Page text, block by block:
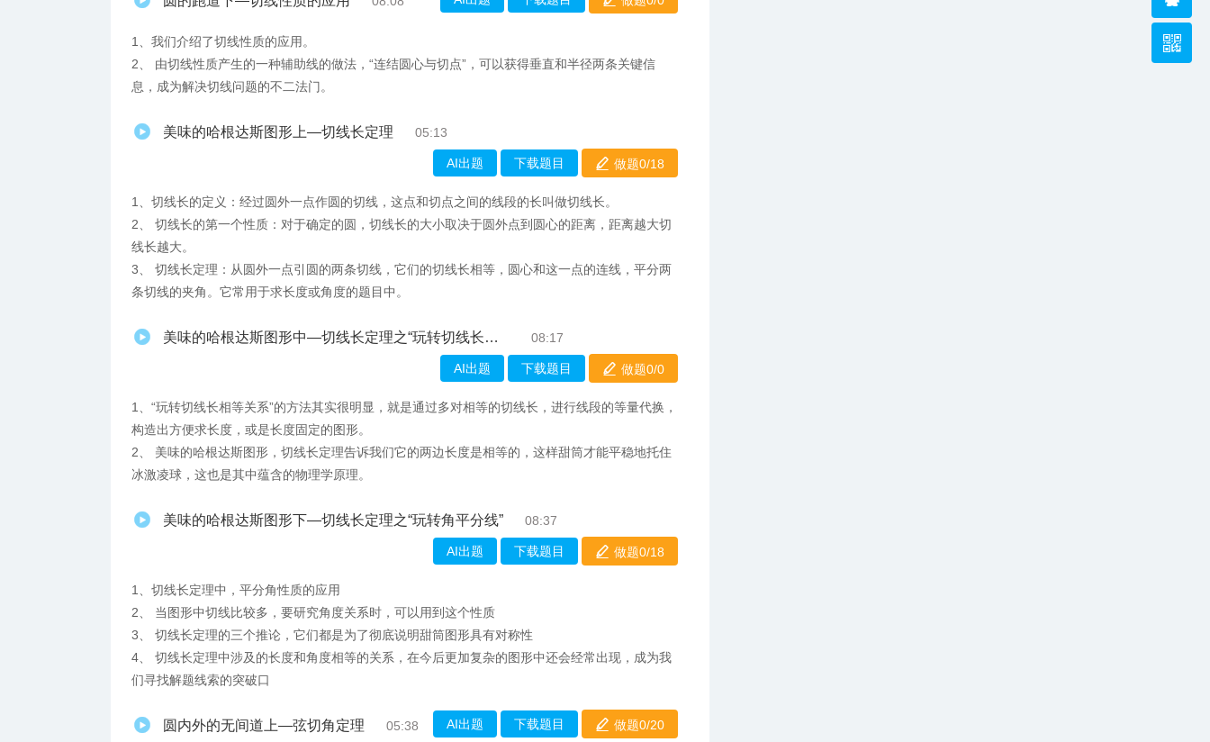
1、我们介绍了切线性质的应用。
2、 由切线性质产生的一种辅助线的做法，“连结圆心与切点”，可以获得垂直和半径两条关键信
息，成为解决切线问题的不二法门。
美味的哈根达斯图形上—切线长定理 05:13
AI出题 下载题目 做题0/18
1、​切线长的定义：经过圆外一点作圆的切线，这点和切点之间的线段的长叫做切线长。
2、 切线长的第一个性质：对于确定的圆，切线长的大小取决于圆外点到圆心的距离，距离越大切
线长越大。
3、 切线长定理：从圆外一点引圆的两条切线，它们的切线长相等，圆心和这一点的连线，平分两
条切线的夹角。它常用于求长度或角度的题目中。
美味的哈根达斯图形中—切线长定理之“玩转切线长相等关系” 08:17
AI出题 下载题目 做题0/0
1、“玩转切线长相等关系”的方法其实很明显，就是通过多对相等的切线长，进行线段的等量代换，
构造出方便求长度，或是长度固定的图形。
2、 美味的哈根达斯图形，切线长定理告诉我们它的两边长度是相等的，这样甜筒才能平稳地托住
冰激凌球，这也是其中蕴含的物理学原理。
美味的哈根达斯图形下—切线长定理之“玩转角平分线” 08:37
AI出题 下载题目 做题0/18
1、切线长定理中，平分角性质的应用
2、 当图形中切线比较多，要研究角度关系时，可以用到这个性质
3、 切线长定理的三个推论，它们都是为了彻底说明甜筒图形具有对称性
4、 切线长定理中涉及的长度和角度相等的关系，在今后更加复杂的图形中还会经常出现，成为我
们寻找解题线索的突破口
圆内外的无间道上—弦切角定理 05:38 AI出题 下载题目 做题0/20